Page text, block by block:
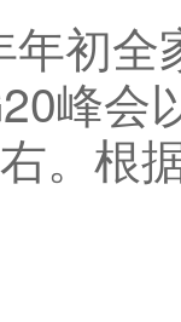
年初全
峰会
。根